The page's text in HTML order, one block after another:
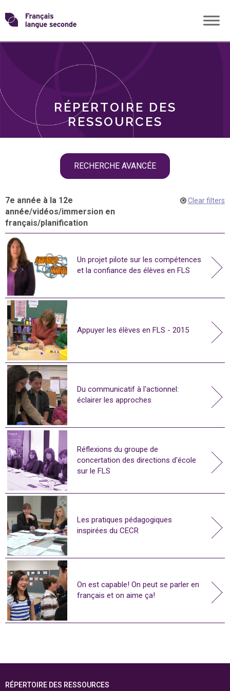
Skip
toTransformons
langue
RÉPERTOIRE DES
RESSOURCES
RECHERCHE AVANCÉE
THÈMES
7e année à la 12e
année/vidéos/immersion en
français/planification
Clear filters
Un projet pilote sur les compétences
et la confiance des élèves en FLS
Appuyer les élèves en FLS - 2015
Du communicatif à l'actionnel:
éclairer les approches
Réflexions du groupe de
concertation des directions d'école
sur le FLS
Les pratiques pédagogiques
inspirées du CECR
On est capable! On peut se parler en
français et on aime ça!
RÉPERTOIRE DES RESSOURCES